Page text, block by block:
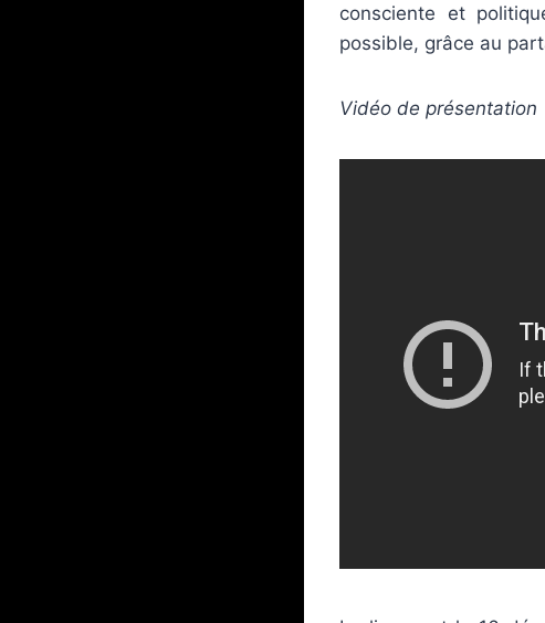
consciente et
possible, grâce au
Vidéo de présentation